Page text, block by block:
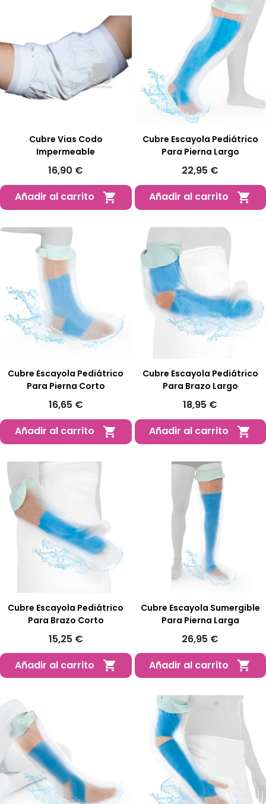
Cubre Vias Codo
Impermeable
16,90 €
Añadir al carrito

Cubre Escayola Pediátrico
Para Pierna Largo
22,95 €
Añadir al carrito

Cubre Escayola Pediátrico
Para Pierna Corto
16,65 €
Añadir al carrito

Cubre Escayola Pediátrico
Para Brazo Largo
18,95 €
Añadir al carrito

Cubre Escayola Pediátrico
Para Brazo Corto
15,25 €
Añadir al carrito

Cubre Escayola Sumergible
Para Pierna Larga
26,95 €
Añadir al carrito
